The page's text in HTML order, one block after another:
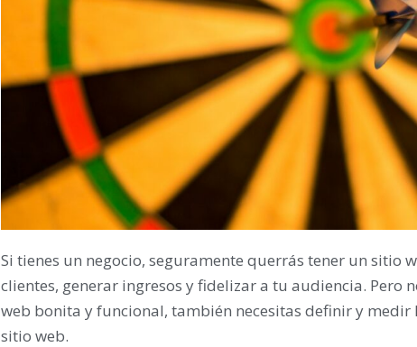
Si tienes un negocio, seguramente querrás tener un sitio
clientes, generar ingresos y fidelizar a tu audiencia. Pero
web bonita y funcional, también necesitas definir y medir
sitio web.